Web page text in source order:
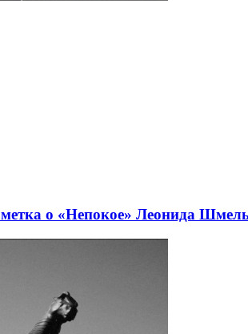
о «Непокое» Леонида